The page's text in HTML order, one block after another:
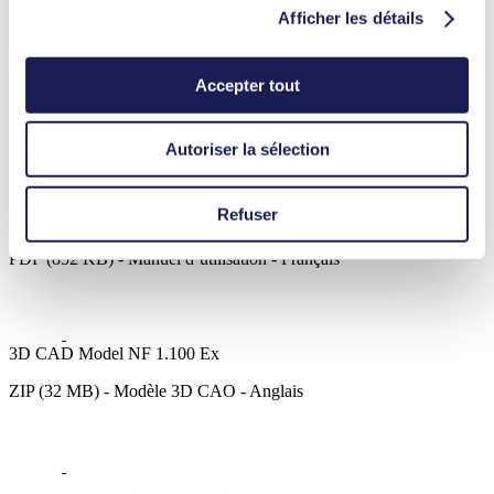
Afficher les détails
Accepter tout
Autoriser la sélection
Refuser
PDF (1 MB) - Fiche technique - Anglais
Manuel d’utilisation NF 1.100 Ex
PDF (852 KB) - Manuel d’utilisation - Français
3D CAD Model NF 1.100 Ex
ZIP (32 MB) - Modèle 3D CAO - Anglais